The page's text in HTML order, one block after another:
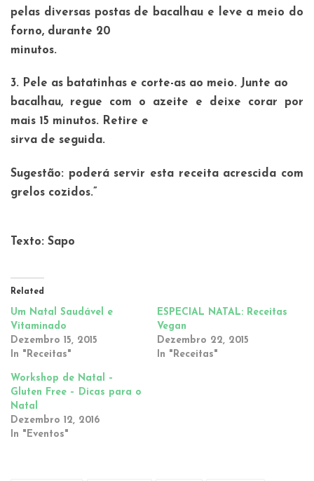
pelas diversas postas de bacalhau e leve a meio do
forno, durante 20
minutos.
3. Pele as batatinhas e corte-as ao meio. Junte ao
bacalhau, regue com o azeite e deixe corar por
mais 15 minutos. Retire e
sirva de seguida.
Sugestão: poderá servir esta receita acrescida com
grelos cozidos.”
Texto: Sapo
Related
Um Natal Saudável e
Vitaminado
Dezembro 15, 2015
In "Receitas"
ESPECIAL NATAL: Receitas
Vegan
Dezembro 22, 2015
In "Receitas"
Workshop de Natal –
Gluten Free – Dicas para o
Natal
Dezembro 12, 2016
In "Eventos"